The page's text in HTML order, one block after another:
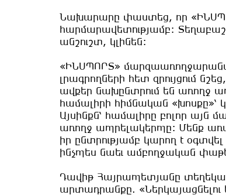
Նախարարը փաստեց, որ
հարմարավետությամբ:
անշուշտ, կլինեն:
«ԻՆՍՊՈՐՏ»
լրագրողների հետ զրույցում
ավքեր նախընտրում են առողջ
համալիրի հիմնական
Այսինքն՝ համալիրը բոլոր այն
առողջ ապրելակերպը: Մենք
իր ընտրությամբ կարող է
ինչպես նաեւ ամբողջական
Դավիթ Հայրապետյանը
արտադրանքը. «Ներկայացնելու